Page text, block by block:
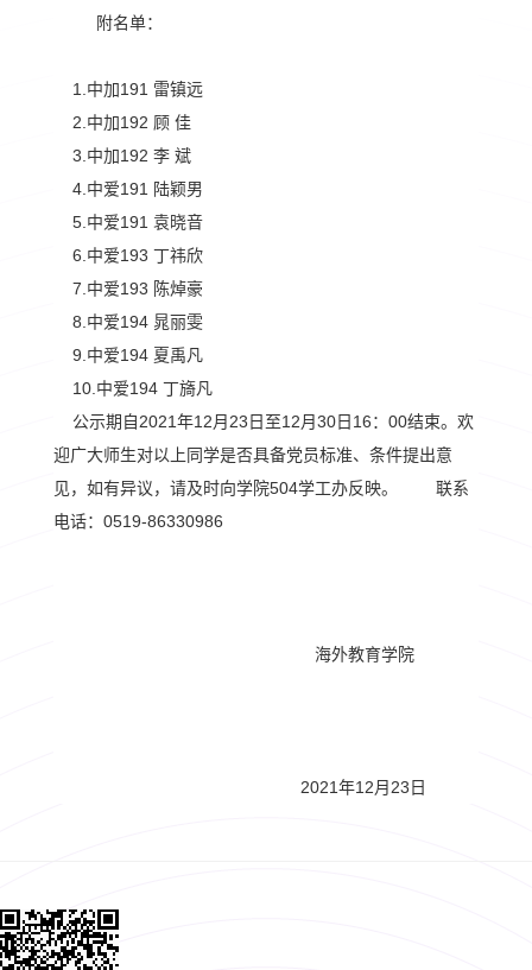
附名单：
1.中加191 雷镇远
2.中加192 顾 佳
3.中加192 李 斌
4.中爱191 陆颖男
5.中爱191 袁晓音
6.中爱193 丁祎欣
7.中爱193 陈焯豪
8.中爱194 晁丽雯
9.中爱194 夏禹凡
10.中爱194 丁旖凡
公示期自2021年12月23日至12月30日16：00结束。欢
迎广大师生对以上同学是否具备党员标准、条件提出意
见，如有异议，请及时向学院504学工办反映。 联系
电话：0519-86330986
海外教育学院
2021年12月23日